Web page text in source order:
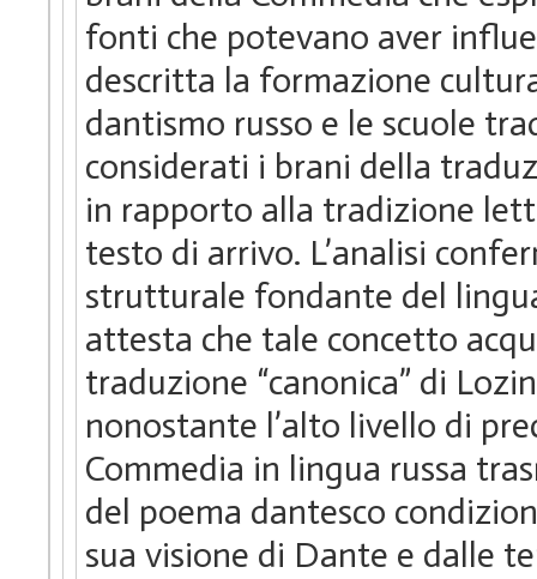
fonti che potevano aver
descritta la formazione
dantismo russo e le scuole
considerati i brani della
in rapporto alla tradizione
testo di arrivo. L’analisi
strutturale fondante del
attesta che tale concetto
traduzione “canonica” di
nonostante l’alto livello di
Commedia in lingua russa
del poema dantesco
sua visione di Dante e dalle